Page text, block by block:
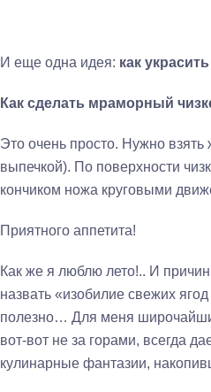
И еще одна идея: как
Как сделать мраморный
Это очень просто. Нужно
выпечкой). По поверхности
кончиком ножа круговыми
Приятного аппетита!
Как же я люблю лето!.. И
назвать «изобилие свежих
полезно… Для меня
вот-вот не за горами, всегда
кулинарные фантазии,